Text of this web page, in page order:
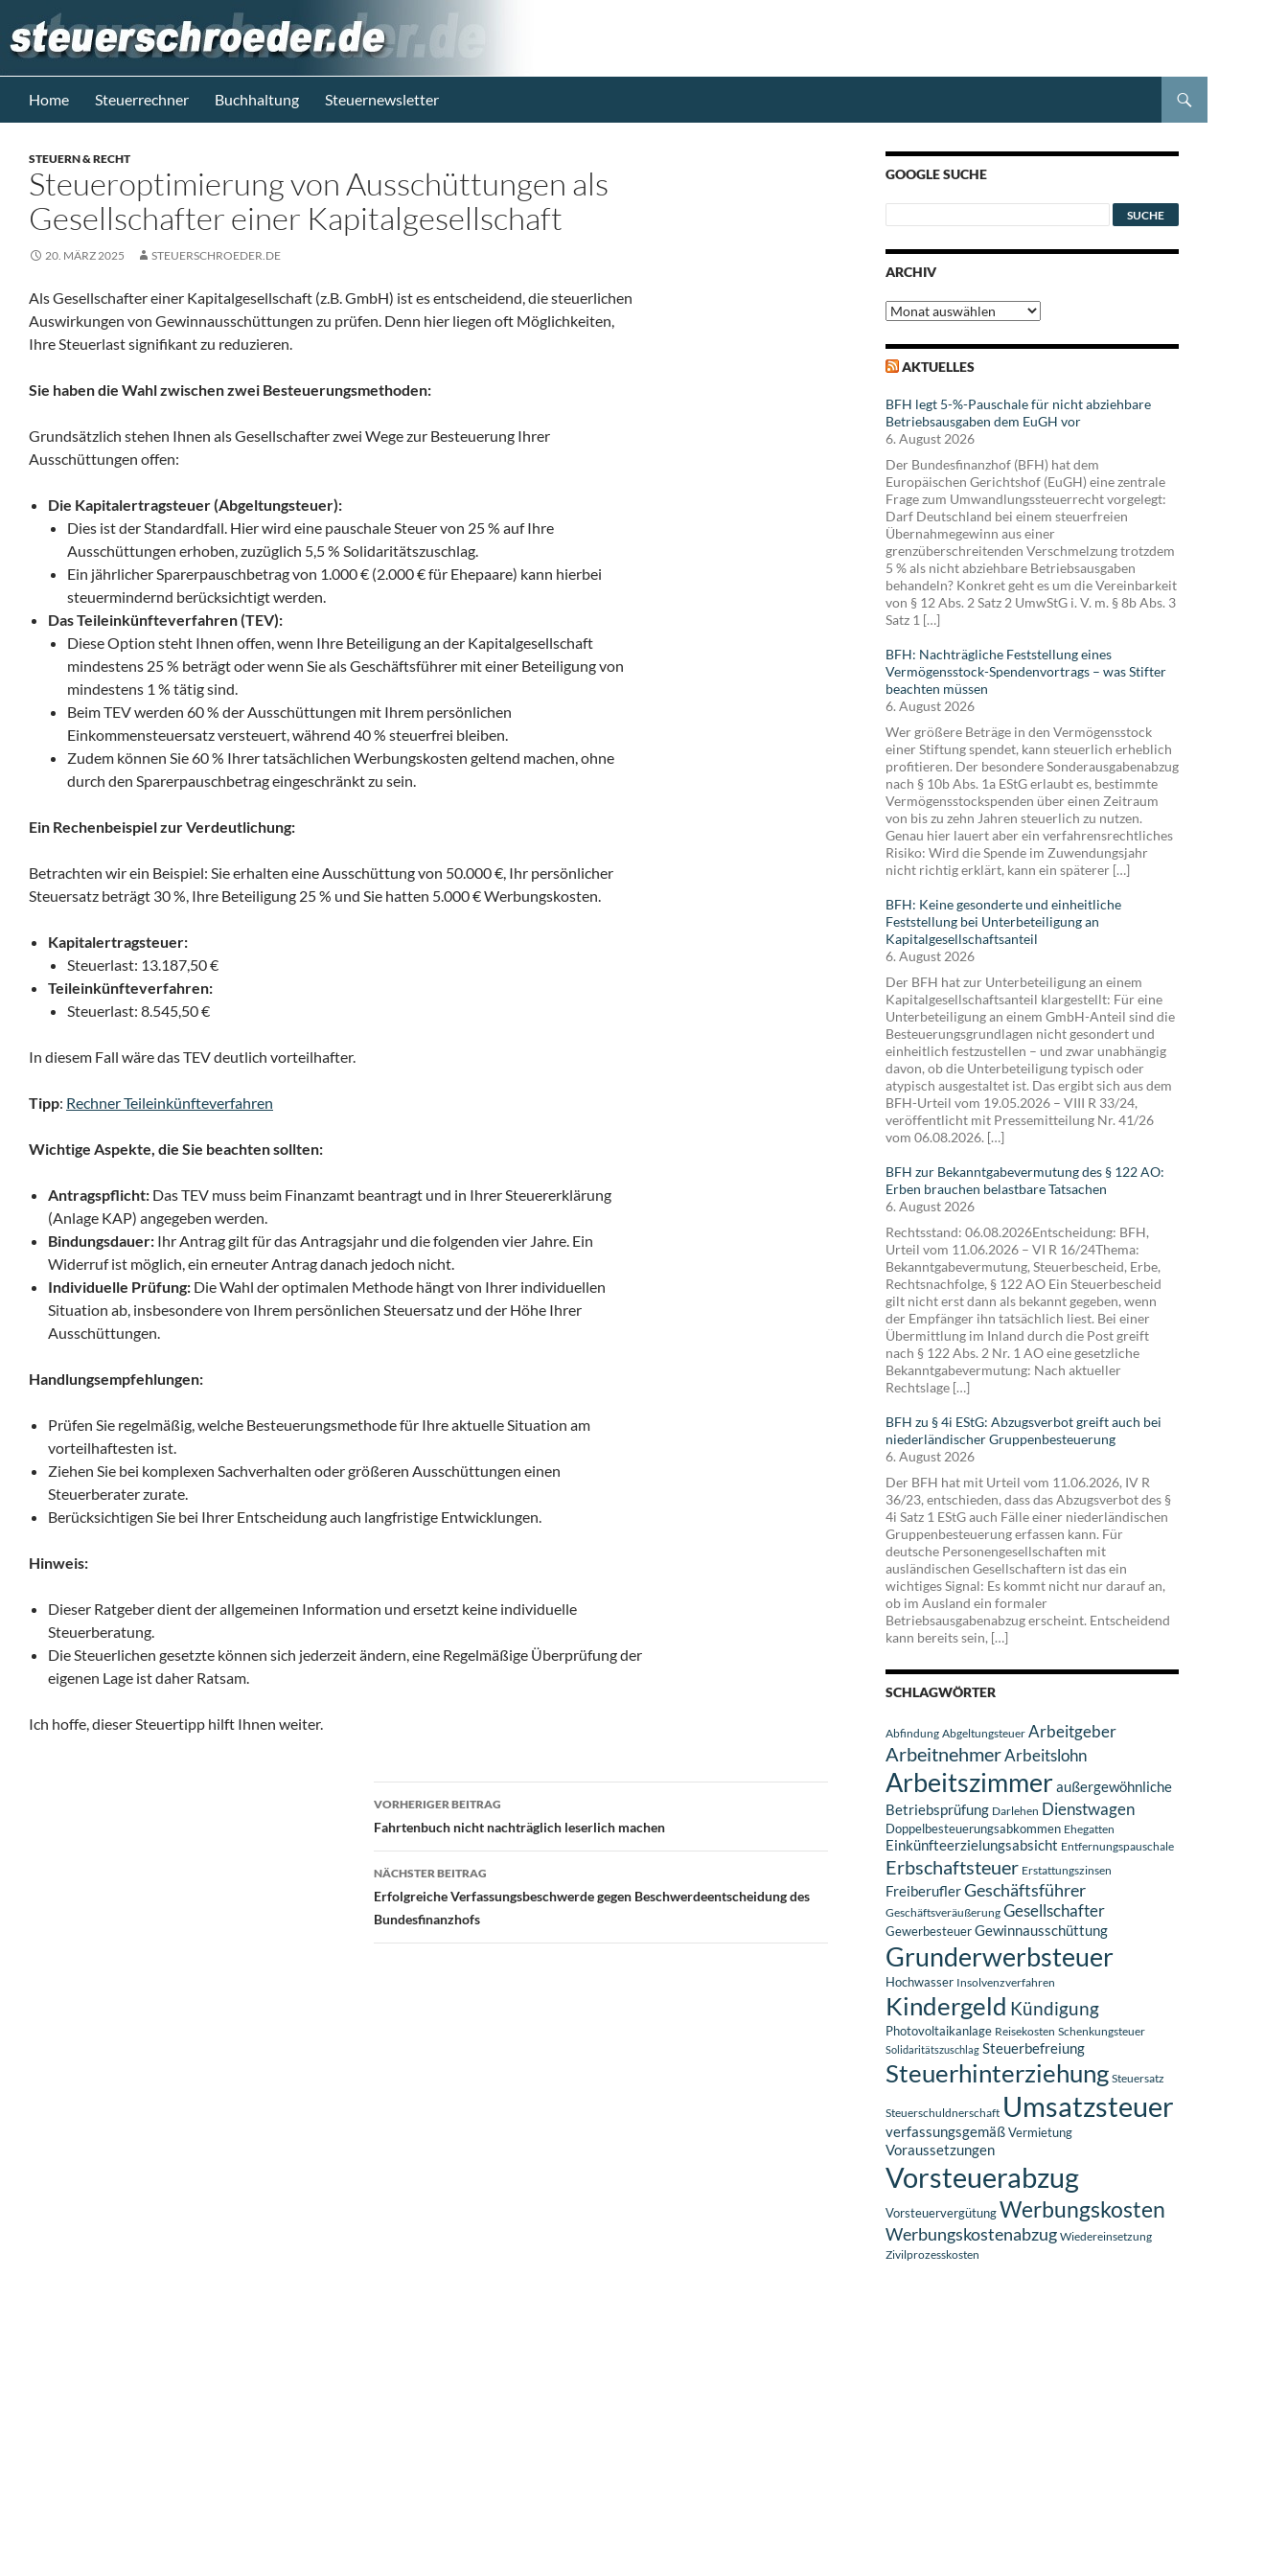
Inhalt
springen
Steuerblog www.steuerschroeder.de
Home Steuerrechner Buchhaltung Steuernewsletter
STEUERN & RECHT
Steueroptimierung von Ausschüttungen als
Gesellschafter einer Kapitalgesellschaft
20. MÄRZ 2025 STEUERSCHROEDER.DE
Als Gesellschafter einer Kapitalgesellschaft (z.B. GmbH) ist es entscheidend, die steuerlichen
Auswirkungen von Gewinnausschüttungen zu prüfen. Denn hier liegen oft Möglichkeiten,
Ihre Steuerlast signifikant zu reduzieren.
Sie haben die Wahl zwischen zwei Besteuerungsmethoden:
Grundsätzlich stehen Ihnen als Gesellschafter zwei Wege zur Besteuerung Ihrer
Ausschüttungen offen:
Die Kapitalertragsteuer (Abgeltungsteuer):
Dies ist der Standardfall. Hier wird eine pauschale Steuer von 25 % auf Ihre
Ausschüttungen erhoben, zuzüglich 5,5 % Solidaritätszuschlag.
Ein jährlicher Sparerpauschbetrag von 1.000 € (2.000 € für Ehepaare) kann hierbei
steuermindernd berücksichtigt werden.
Das Teileinkünfteverfahren (TEV):
Diese Option steht Ihnen offen, wenn Ihre Beteiligung an der Kapitalgesellschaft
mindestens 25 % beträgt oder wenn Sie als Geschäftsführer mit einer Beteiligung von
mindestens 1 % tätig sind.
Beim TEV werden 60 % der Ausschüttungen mit Ihrem persönlichen
Einkommensteuersatz versteuert, während 40 % steuerfrei bleiben.
Zudem können Sie 60 % Ihrer tatsächlichen Werbungskosten geltend machen, ohne
durch den Sparerpauschbetrag eingeschränkt zu sein.
Ein Rechenbeispiel zur Verdeutlichung:
Betrachten wir ein Beispiel: Sie erhalten eine Ausschüttung von 50.000 €, Ihr persönlicher
Steuersatz beträgt 30 %, Ihre Beteiligung 25 % und Sie hatten 5.000 € Werbungskosten.
Kapitalertragsteuer:
Steuerlast: 13.187,50 €
Teileinkünfteverfahren:
Steuerlast: 8.545,50 €
In diesem Fall wäre das TEV deutlich vorteilhafter.
Tipp: Rechner Teileinkünfteverfahren
Wichtige Aspekte, die Sie beachten sollten:
Antragspflicht: Das TEV muss beim Finanzamt beantragt und in Ihrer Steuererklärung
(Anlage KAP) angegeben werden.
Bindungsdauer: Ihr Antrag gilt für das Antragsjahr und die folgenden vier Jahre. Ein
Widerruf ist möglich, ein erneuter Antrag danach jedoch nicht.
Individuelle Prüfung: Die Wahl der optimalen Methode hängt von Ihrer individuellen
Situation ab, insbesondere von Ihrem persönlichen Steuersatz und der Höhe Ihrer
Ausschüttungen.
Handlungsempfehlungen:
Prüfen Sie regelmäßig, welche Besteuerungsmethode für Ihre aktuelle Situation am
vorteilhaftesten ist.
Ziehen Sie bei komplexen Sachverhalten oder größeren Ausschüttungen einen
Steuerberater zurate.
Berücksichtigen Sie bei Ihrer Entscheidung auch langfristige Entwicklungen.
Hinweis:
Dieser Ratgeber dient der allgemeinen Information und ersetzt keine individuelle
Steuerberatung.
Die Steuerlichen gesetzte können sich jederzeit ändern, eine Regelmäßige Überprüfung der
eigenen Lage ist daher Ratsam.
Ich hoffe, dieser Steuertipp hilft Ihnen weiter.
Beitragsnavigation
VORHERIGER BEITRAG
Fahrtenbuch nicht nachträglich leserlich machen
NÄCHSTER BEITRAG
Erfolgreiche Verfassungsbeschwerde gegen Beschwerdeentscheidung des
Bundesfinanzhofs
GOOGLE SUCHE
ARCHIV
Archiv
AKTUELLES
BFH legt 5-%-Pauschale für nicht abziehbare
Betriebsausgaben dem EuGH vor
6. August 2026
Der Bundesfinanzhof (BFH) hat dem
Europäischen Gerichtshof (EuGH) eine zentrale
Frage zum Umwandlungssteuerrecht vorgelegt:
Darf Deutschland bei einem steuerfreien
Übernahmegewinn aus einer
grenzüberschreitenden Verschmelzung trotzdem
5 % als nicht abziehbare Betriebsausgaben
behandeln? Konkret geht es um die Vereinbarkeit
von § 12 Abs. 2 Satz 2 UmwStG i. V. m. § 8b Abs. 3
Satz 1 […]
BFH: Nachträgliche Feststellung eines
Vermögensstock-Spendenvortrags – was Stifter
beachten müssen
6. August 2026
Wer größere Beträge in den Vermögensstock
einer Stiftung spendet, kann steuerlich erheblich
profitieren. Der besondere Sonderausgabenabzug
nach § 10b Abs. 1a EStG erlaubt es, bestimmte
Vermögensstockspenden über einen Zeitraum
von bis zu zehn Jahren steuerlich zu nutzen.
Genau hier lauert aber ein verfahrensrechtliches
Risiko: Wird die Spende im Zuwendungsjahr
nicht richtig erklärt, kann ein späterer […]
BFH: Keine gesonderte und einheitliche
Feststellung bei Unterbeteiligung an
Kapitalgesellschaftsanteil
6. August 2026
Der BFH hat zur Unterbeteiligung an einem
Kapitalgesellschaftsanteil klargestellt: Für eine
Unterbeteiligung an einem GmbH-Anteil sind die
Besteuerungsgrundlagen nicht gesondert und
einheitlich festzustellen – und zwar unabhängig
davon, ob die Unterbeteiligung typisch oder
atypisch ausgestaltet ist. Das ergibt sich aus dem
BFH-Urteil vom 19.05.2026 – VIII R 33/24,
veröffentlicht mit Pressemitteilung Nr. 41/26
vom 06.08.2026. […]
BFH zur Bekanntgabevermutung des § 122 AO:
Erben brauchen belastbare Tatsachen
6. August 2026
Rechtsstand: 06.08.2026Entscheidung: BFH,
Urteil vom 11.06.2026 – VI R 16/24Thema:
Bekanntgabevermutung, Steuerbescheid, Erbe,
Rechtsnachfolge, § 122 AO Ein Steuerbescheid
gilt nicht erst dann als bekannt gegeben, wenn
der Empfänger ihn tatsächlich liest. Bei einer
Übermittlung im Inland durch die Post greift
nach § 122 Abs. 2 Nr. 1 AO eine gesetzliche
Bekanntgabevermutung: Nach aktueller
Rechtslage […]
BFH zu § 4i EStG: Abzugsverbot greift auch bei
niederländischer Gruppenbesteuerung
6. August 2026
Der BFH hat mit Urteil vom 11.06.2026, IV R
36/23, entschieden, dass das Abzugsverbot des §
4i Satz 1 EStG auch Fälle einer niederländischen
Gruppenbesteuerung erfassen kann. Für
deutsche Personengesellschaften mit
ausländischen Gesellschaftern ist das ein
wichtiges Signal: Es kommt nicht nur darauf an,
ob im Ausland ein formaler
Betriebsausgabenabzug erscheint. Entscheidend
kann bereits sein, […]
SCHLAGWÖRTER
Abfindung Abgeltungsteuer Arbeitgeber
ArbeitnehmerArbeitslohn
Arbeitszimmeraußergewöhnliche
Betriebsprüfung Darlehen Dienstwagen
Doppelbesteuerungsabkommen Ehegatten
Einkünfteerzielungsabsicht Entfernungspauschale
Erbschaftsteuer Erstattungszinsen
FreiberuflerGeschäftsführer
Geschäftsveräußerung Gesellschafter
GewerbesteuerGewinnausschüttung
Grunderwerbsteuer
Hochwasser Insolvenzverfahren
Kindergeld Kündigung
Photovoltaikanlage Reisekosten Schenkungsteuer
Solidaritätszuschlag Steuerbefreiung
Steuerhinterziehung Steuersatz
Steuerschuldnerschaft Umsatzsteuer
verfassungsgemäßVermietung
Voraussetzungen
Vorsteuerabzug
VorsteuervergütungWerbungskosten
Werbungskostenabzug Wiedereinsetzung
Zivilprozesskosten
Steuerberater
M. Schröder
Berlin